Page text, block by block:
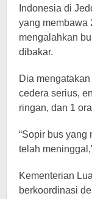
Indonesia di
yang membawa
mengalahkan
dibakar.
Dia
cedera serius,
ringan, dan 1
“Sopir bus yang
telah
Kementerian
berkoordinasi